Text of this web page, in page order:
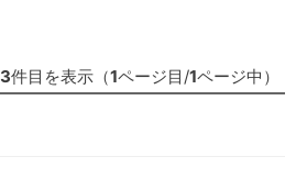
3件目を表示（1ページ目/1ページ中）